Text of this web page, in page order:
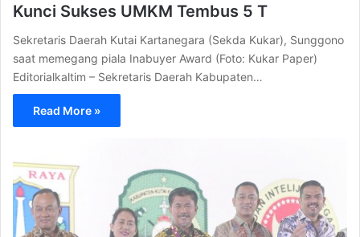
Kunci Sukses UMKM Tembus 5 T
Sekretaris Daerah Kutai Kartanegara (Sekda Kukar), Sunggono
saat memegang piala Inabuyer Award (Foto: Kukar Paper)
Editorialkaltim – Sekretaris Daerah Kabupaten…
Read More »